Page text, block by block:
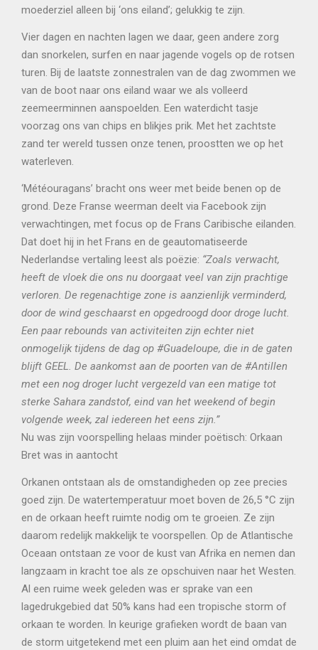
moederziel alleen bij ‘ons eiland’; gelukkig te zijn.
Vier dagen en nachten lagen we daar, geen andere zorg
dan snorkelen, surfen en naar jagende vogels op de rotsen
turen. Bij de laatste zonnestralen van de dag zwommen we
van de boot naar ons eiland waar we als volleerd
zeemeerminnen aanspoelden. Een waterdicht tasje
voorzag ons van chips en blikjes prik. Met het zachtste
zand ter wereld tussen onze tenen, proostten we op het
waterleven.
‘Météouragans’ bracht ons weer met beide benen op de
grond. Deze Franse weerman deelt via Facebook zijn
verwachtingen, met focus op de Frans Caribische eilanden.
Dat doet hij in het Frans en de geautomatiseerde
Nederlandse vertaling leest als poëzie: “Zoals verwacht,
heeft de vloek die ons nu doorgaat veel van zijn prachtige
verloren. De regenachtige zone is aanzienlijk verminderd,
door de wind geschaarst en opgedroogd door droge lucht.
Een paar rebounds van activiteiten zijn echter niet
onmogelijk tijdens de dag op #Guadeloupe, die in de gaten
blijft GEEL. De aankomst aan de poorten van de #Antillen
met een nog droger lucht vergezeld van een matige tot
sterke Sahara zandstof, eind van het weekend of begin
volgende week, zal iedereen het eens zijn.”
Nu was zijn voorspelling helaas minder poëtisch: Orkaan
Bret was in aantocht
Orkanen ontstaan als de omstandigheden op zee precies
goed zijn. De watertemperatuur moet boven de 26,5 °C zijn
en de orkaan heeft ruimte nodig om te groeien. Ze zijn
daarom redelijk makkelijk te voorspellen. Op de Atlantische
Oceaan ontstaan ze voor de kust van Afrika en nemen dan
langzaam in kracht toe als ze opschuiven naar het Westen.
Al een ruime week geleden was er sprake van een
lagedrukgebied dat 50% kans had een tropische storm of
orkaan te worden. In keurige grafieken wordt de baan van
de storm uitgetekend met een pluim aan het eind omdat de